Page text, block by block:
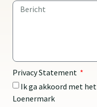
Privacy Statement
Ik ga akkoord met het
Loenermark